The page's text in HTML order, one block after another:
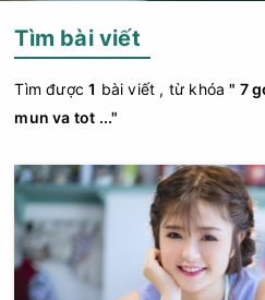
Tìm bài viết
Tìm được1 bài viết , từ khóa" 7
mun va tot ..."